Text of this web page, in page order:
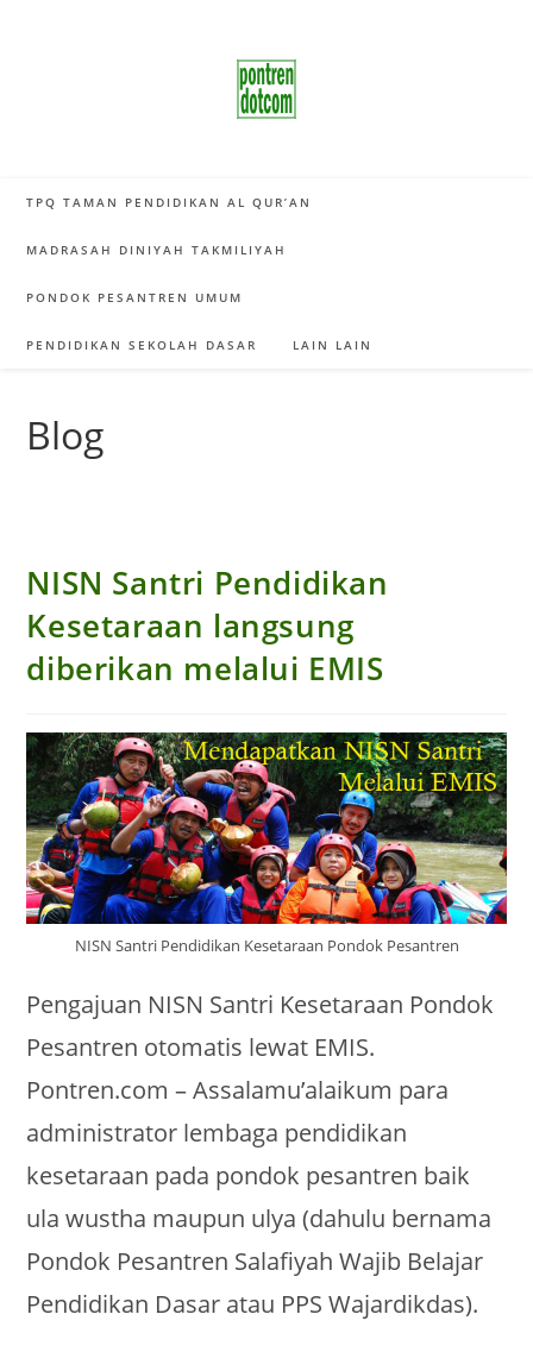
TPQ TAMAN PENDIDIKAN AL QUR’AN
MADRASAH DINIYAH TAKMILIYAH
PONDOK PESANTREN UMUM
PENDIDIKAN SEKOLAH DASAR LAIN LAIN
Blog
NISN Santri Pendidikan
Kesetaraan langsung
diberikan melalui EMIS
NISN Santri Pendidikan Kesetaraan Pondok Pesantren
Pengajuan NISN Santri Kesetaraan Pondok
Pesantren otomatis lewat EMIS.
Pontren.com – Assalamu’alaikum para
administrator lembaga pendidikan
kesetaraan pada pondok pesantren baik
ula wustha maupun ulya (dahulu bernama
Pondok Pesantren Salafiyah Wajib Belajar
Pendidikan Dasar atau PPS Wajardikdas).